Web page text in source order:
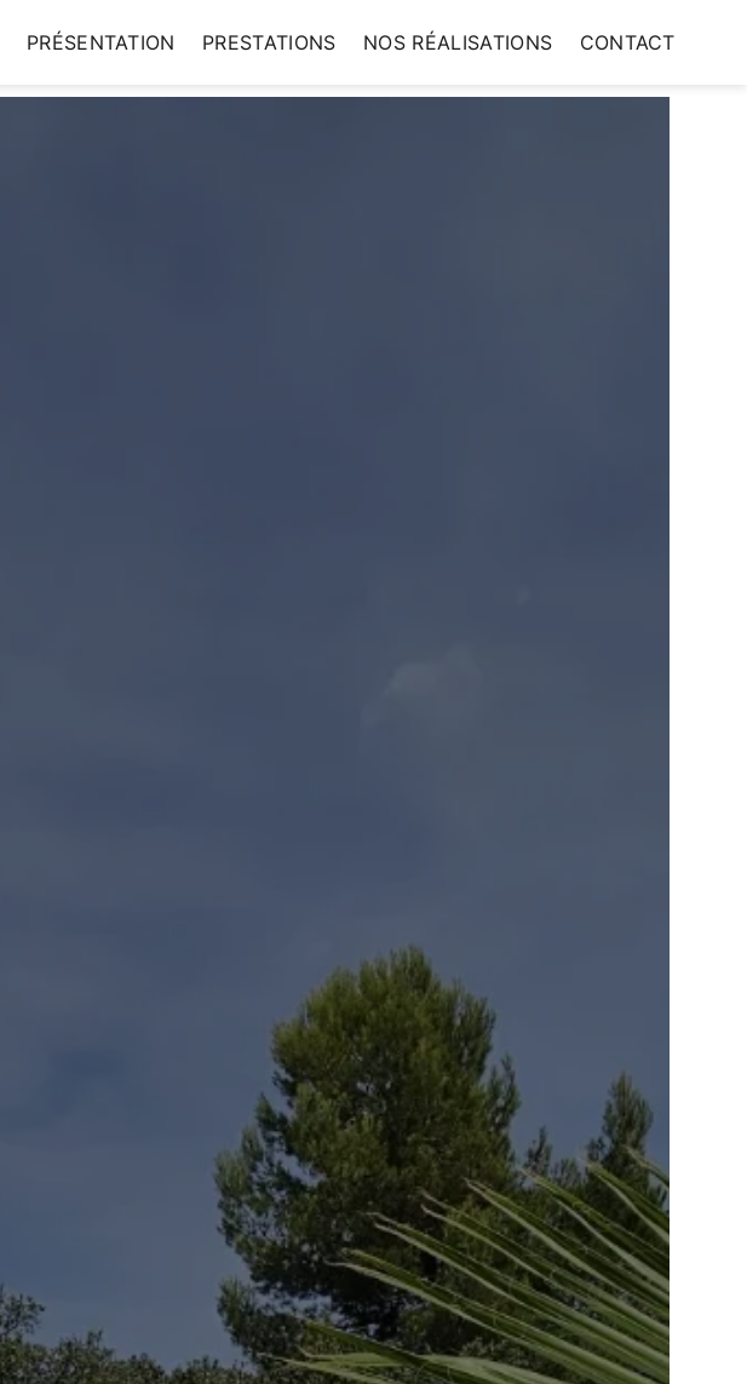
PRÉSENTATION PRESTATIONS NOS RÉALISATIONS CONTACT